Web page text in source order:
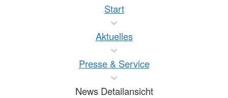
Start
Aktuelles
Presse & Service
News Detailansicht